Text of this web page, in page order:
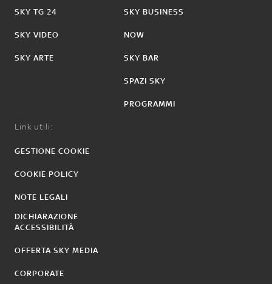
SKY TG 24
SKY VIDEO
SKY ARTE
SKY BUSINESS
NOW
SKY BAR
SPAZI SKY
PROGRAMMI
Link utili:
GESTIONE COOKIE
COOKIE POLICY
NOTE LEGALI
DICHIARAZIONE
ACCESSIBILITÀ
OFFERTA SKY MEDIA
CORPORATE